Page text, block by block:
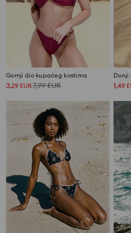
Gornji dio kupaćeg kostima
3,29 EUR7,99EUR
Donji
1,49